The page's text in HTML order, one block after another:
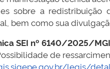
sobre a redistribuição
bem como sua
SEI nº 6140/2025/MGI
de
legis/